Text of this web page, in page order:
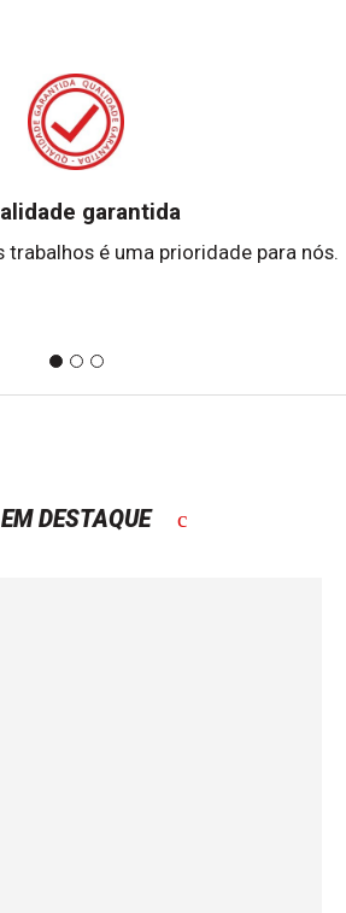
garantida
trabalhos é uma prioridade para nós.
EM DESTAQUE